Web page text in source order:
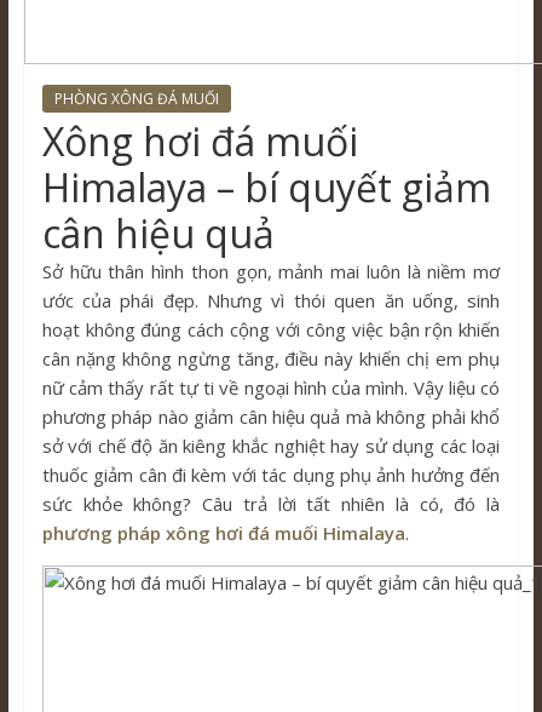
PHÒNG XÔNG ĐÁ MUỐI
Xông hơi đá muối
Himalaya – bí quyết giảm
cân hiệu quả
Sở hữu thân hình thon gọn, mảnh mai luôn là niềm mơ
ước của phái đẹp. Nhưng vì thói quen ăn uống, sinh
hoạt không đúng cách cộng với công việc bận rộn khiến
cân nặng không ngừng tăng, điều này khiến chị em phụ
nữ cảm thấy rất tự ti về ngoại hình của mình. Vậy liệu có
phương pháp nào giảm cân hiệu quả mà không phải khổ
sở với chế độ ăn kiêng khắc nghiệt hay sử dụng các loại
thuốc giảm cân đi kèm với tác dụng phụ ảnh hưởng đến
sức khỏe không? Câu trả lời tất nhiên là có, đó là
phương pháp xông hơi đá muối Himalaya.